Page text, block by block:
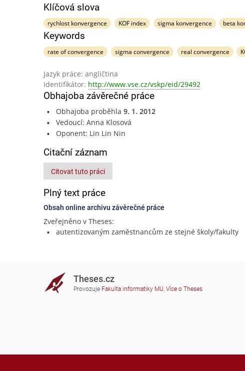
Klíčová slova
rychlost konvergence KOF index sigma konvergence beta
Keywords
rate of convergence sigma convergence real convergence
Jazyk práce: angličtina
Identifikátor: http://www.vse.cz/vskp/eid/29492
Obhajoba závěrečné práce
Obhajoba proběhla 9. 1. 2012
Vedoucí: Anna Klosová
Oponent: Lin Lin Nin
Citační záznam
Citovat tuto práci
Plný text práce
Obsah online archivu závěrečné práce
Zveřejněno v Theses:
autentizovaným zaměstnancům ze stejné školy/fakulty
Theses.cz
Provozuje Fakulta informatiky MU, Více o Theses